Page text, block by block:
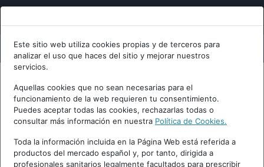
Este sitio web utiliza cookies propias y de terceros para
analizar el uso que haces del sitio y mejorar nuestros
servicios.
Aquellas cookies que no sean necesarias para el
funcionamiento de la web requieren tu consentimiento.
Puedes aceptar todas las cookies, rechazarlas todas o
consultar más información en nuestra Política de Cookies.
Toda la información incluida en la Página Web está referida a
productos del mercado español y, por tanto, dirigida a
profesionales sanitarios legalmente facultados para prescribir